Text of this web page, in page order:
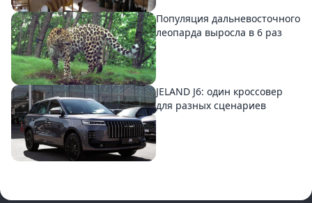
Популяция дальневосточного
леопарда выросла в 6 раз
JELAND J6: один кроссовер
для разных сценариев